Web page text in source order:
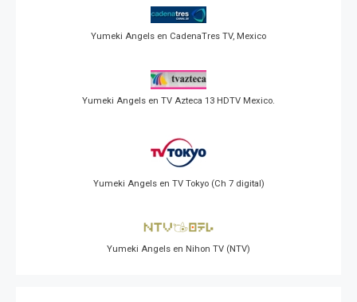
Yumeki Angels en CadenaTres TV, Mexico
Yumeki Angels en TV Azteca 13 HDTV Mexico.
Yumeki Angels en TV Tokyo (Ch 7 digital)
Yumeki Angels en Nihon TV (NTV)